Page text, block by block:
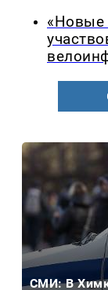
«Новые
СМИ: В